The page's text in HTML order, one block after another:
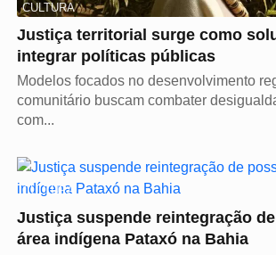
CULTURA
Justiça territorial surge como
integrar políticas públicas
Modelos focados no desenvolvimento
comunitário buscam combater
com...
CULTURA
Justiça suspende reintegração
área indígena Pataxó na Bahia